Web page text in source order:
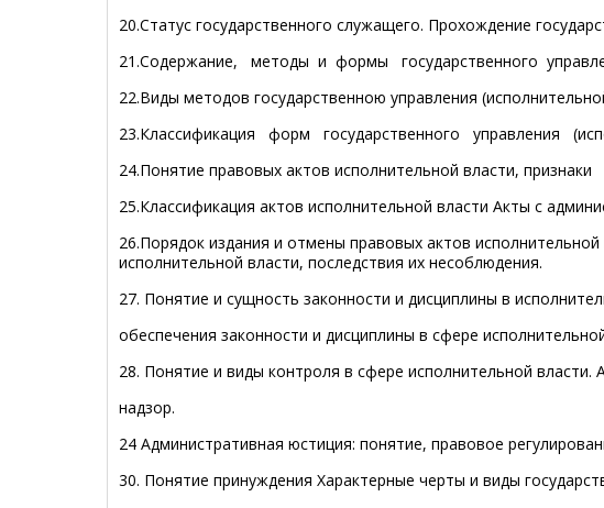
20.Статус государственного служащего. Прохождение
21.Содержание, методы и формы государственного
22.Виды методов государственною управления
23.Классификация форм государственного управления
24.Понятие правовых актов исполнительной власти, признаки
25.Классификация актов исполнительной власти Акты с
26.Порядок издания и отмены правовых актов
исполнительной власти, последствия их несоблюдения.
27. Понятие и сущность законности и дисциплины в
обеспечения законности и дисциплины в сфере
28. Понятие и виды контроля в сфере исполнительной власти.
надзор.
24 Административная юстиция: понятие, правовое
30. Понятие принуждения Характерные черты и виды